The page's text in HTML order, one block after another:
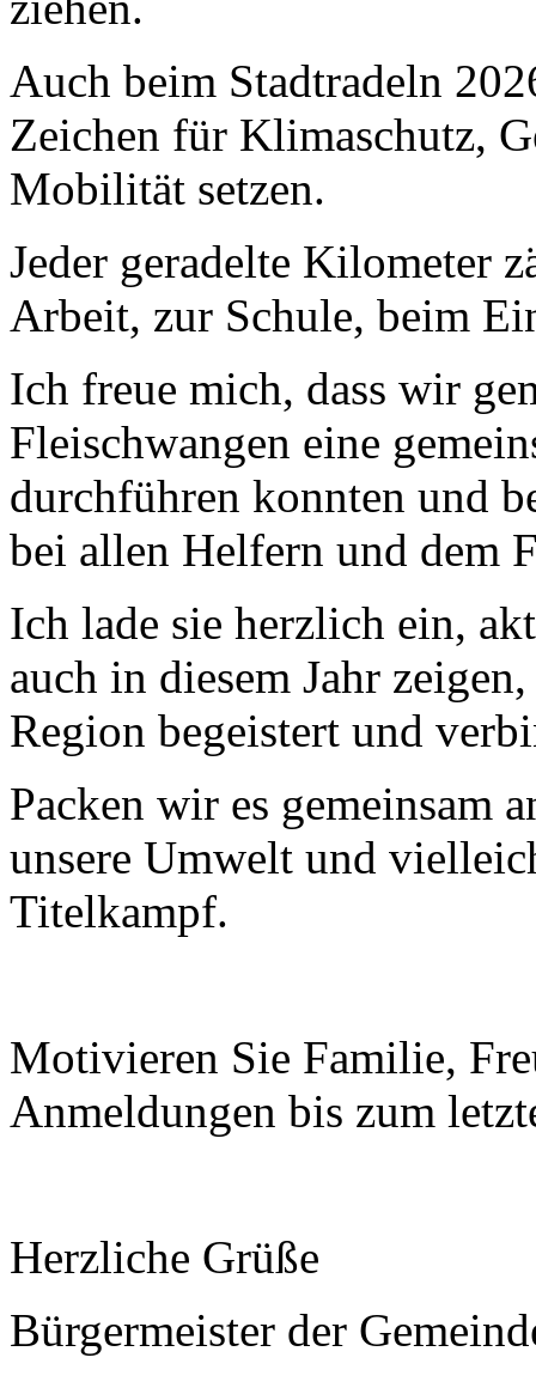
Auch beim Stadtradeln
Zeichen für Klimaschutz,
Mobilität setzen.
Jeder geradelte Kilometer
Arbeit, zur Schule, beim
Ich freue mich, dass wir
Fleischwangen eine
durchführen konnten und
bei allen Helfern und dem
Ich lade sie herzlich ein,
auch in diesem Jahr
Region begeistert und
Packen wir es gemeinsam
unsere Umwelt und
Titelkampf.
Motivieren Sie Familie,
Anmeldungen bis zum
Herzliche Grüße
Bürgermeister der